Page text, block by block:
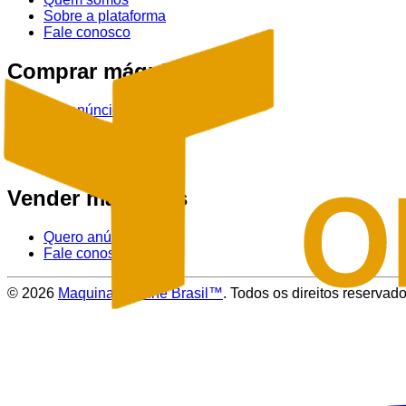
Sobre a plataforma
Fale conosco
Comprar máquinas
Ver anúncios
Vender máquinas
Quero anúnciar
Fale conosco
© 2026 Maquinas Online Brasil™. Todos os direitos